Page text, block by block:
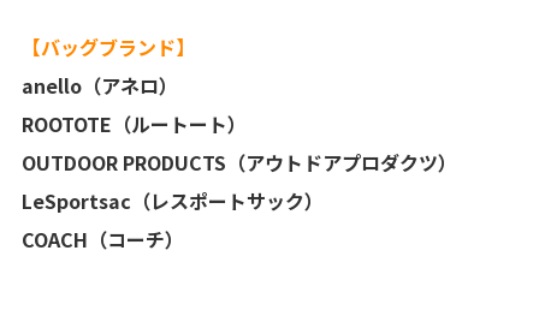
【バッグブランド】
anello（アネロ）
ROOTOTE（ルートート）
OUTDOOR PRODUCTS（アウトドアプロダクツ）
LeSportsac（レスポートサック）
COACH（コーチ）